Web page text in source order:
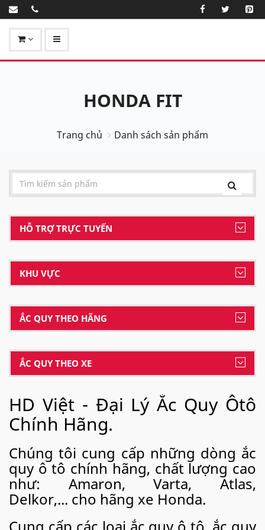
HONDA FIT
Trang chủ Danh sách sản phẩm
HỖ TRỢ TRỰC TUYẾN
KHU VỰC
ẮC QUY THEO HÃNG
ẮC QUY THEO XE
HD Việt - Đại Lý Ắc Quy Ôtô
Chính Hãng.
Chúng tôi cung cấp những dòng ắc
quy ô tô chính hãng, chất lượng cao
như: Amaron, Varta, Atlas,
Delkor,... cho hãng xe Honda.